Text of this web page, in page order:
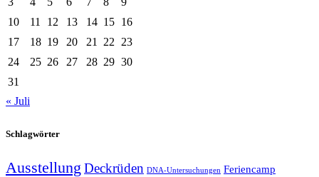
10
11 12 13 14 15 16
17
18 19 20 21 22
23
24
25 26 27 28 29 30
31
« Juli
Schlagwörter
Ausstellung Deckrüden DNA-Untersuchungen Feriencamp